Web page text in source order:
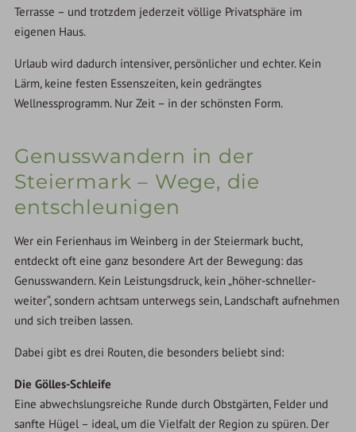
Terrasse – und trotzdem jederzeit völlige Privatsphäre im
eigenen Haus.
Urlaub wird dadurch intensiver, persönlicher und echter. Kein
Lärm, keine festen Essenszeiten, kein gedrängtes
Wellnessprogramm. Nur Zeit – in der schönsten Form.
Genusswandern in der
Steiermark – Wege, die
entschleunigen
Wer ein Ferienhaus im Weinberg in der Steiermark bucht,
entdeckt oft eine ganz besondere Art der Bewegung: das
Genusswandern. Kein Leistungsdruck, kein „höher-schneller-
weiter“, sondern achtsam unterwegs sein, Landschaft aufnehmen
und sich treiben lassen.
Dabei gibt es drei Routen, die besonders beliebt sind:
Die Gölles-Schleife
Eine abwechslungsreiche Runde durch Obstgärten, Felder und
sanfte Hügel – ideal, um die Vielfalt der Region zu spüren. Der